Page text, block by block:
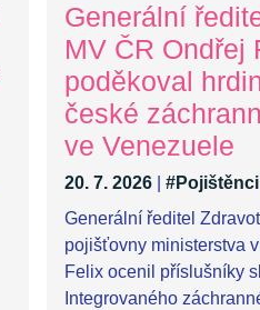
Generální
MV ČR Ondřej
poděkoval
české
ve Venezuele
20. 7. 2026 #Pojištěnci
Generální ředitel
pojišťovny ministerstva
Felix ocenil příslušníky
Integrovaného